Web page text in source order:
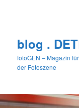
blog .
fotoGEN – Magazin
der Fotoszene